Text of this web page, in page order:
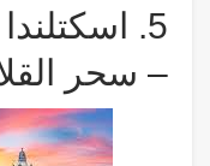
5.
– سحر